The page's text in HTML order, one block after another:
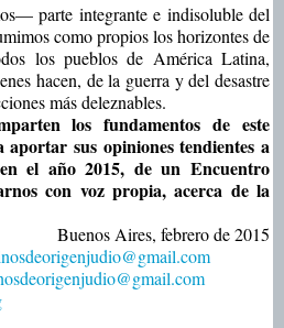
parte integrante e indisoluble del
como propios los horizontes de
los pueblos de América Latina,
hacen, de la guerra y del desastre
más deleznables.
los fundamentos de este
sus opiniones tendientes a
el año 2015, de un Encuentro
con voz propia, acerca de la
Buenos Aires, febrero de 2015